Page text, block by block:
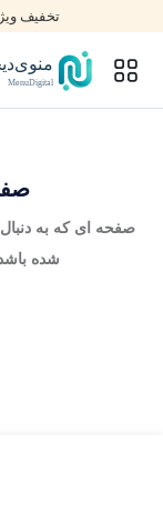
تخفیف
MenuDigital
صفحه ای که به
شده